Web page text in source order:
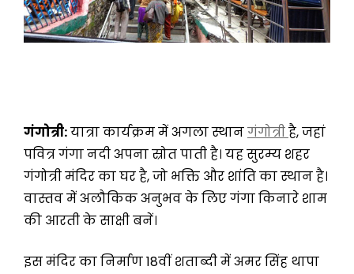
गंगोत्री:यात्रा कार्यक्रम में अगला स्थानगंगोत्रीहै, जहां
पवित्र गंगा नदी अपना स्रोत पाती है। यह सुरम्य शहर
गंगोत्री मंदिर का घर है, जो भक्ति और शांति का स्थान है।
वास्तव में अलौकिक अनुभव के लिए गंगा किनारे शाम
की आरती के साक्षी बनें।
इस मंदिर का निर्माण 18वीं शताब्दी में अमर सिंह थापा